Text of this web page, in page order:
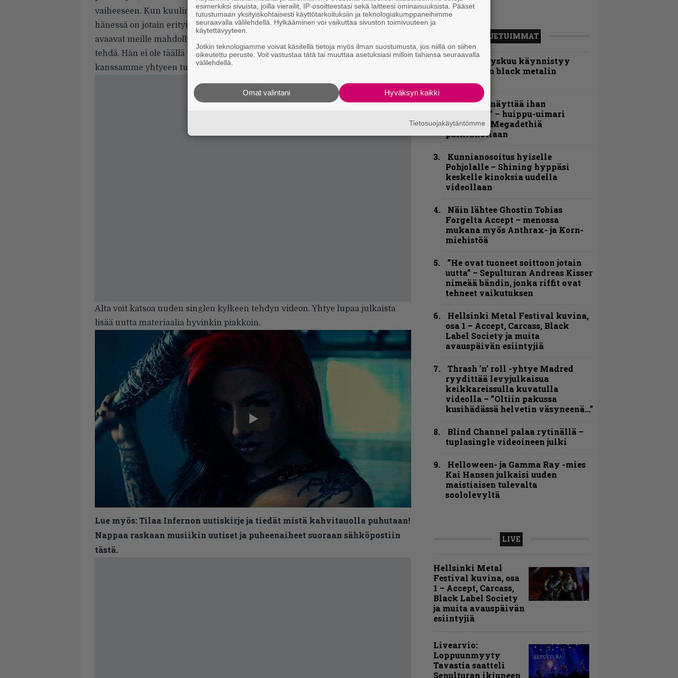
vaiheeseen. Kun kuulin Saran laulavan ensimmäisen kerran, tiesin heti että
hänessä on jotain erityistä. Hänen äänensä, karismansa ja monipuolisuutensa
avaavat meille mahdollisuuksia tehdä asioita, joita emme ole aiemmin voineet
tehdä. Hän ei ole täällä toistamassa menneisyyttä, vaan rakentamassa
kanssamme yhtyeen tulevaisuutta”, toteaa rumpali Boecklin.
Alta voit katsoa uuden singlen kylkeen tehdyn videon. Yhtye lupaa julkaista
lisää uutta materiaalia hyvinkin piakkoin.
Lue myös:Tilaa Infernon uutiskirje ja tiedät mistä kahvitauolla puhutaan!
Nappaa raskaan musiikin uutiset ja puheenaiheet suoraan sähköpostiin
tästä.
LUETUIMMAT
Espoon syyskuu käynnistyy
kotimaisen black metalin
merkeissä
”Mitalini näyttää ihan
plektralta” – huippu-uimari
jamittelee Megadethiä
palkinnollaan
Kunnianosoitus hyiselle
Pohjolalle – Shining hyppäsi
keskelle kinoksia uudella
videollaan
Näin lähtee Ghostin Tobias
Forgelta Accept – menossa
mukana myös Anthrax- ja Korn-
miehistöä
”He ovat tuoneet soittoon jotain
uutta” – Sepulturan Andreas Kisser
nimeää bändin, jonka riffit ovat
tehneet vaikutuksen
Hellsinki Metal Festival kuvina,
osa 1 – Accept, Carcass, Black
Label Society ja muita
avauspäivän esiintyjiä
Thrash ’n’ roll -yhtye Madred
ryydittää levyjulkaisua
keikkareissulla kuvatulla
videolla – ”Oltiin pakussa
kusihädässä helvetin väsyneenä…”
Blind Channel palaa rytinällä –
tuplasingle videoineen julki
Helloween- ja Gamma Ray -mies
Kai Hansen julkaisi uuden
maistiaisen tulevalta
soololevyltä
LIVE
Hellsinki Metal
Festival kuvina, osa
1 – Accept, Carcass,
Black Label Society
ja muita avauspäivän
esiintyjiä
Livearvio:
Loppuunmyyty
Tavastia saatteli
Sepulturan ikiuneen
esimerkiksi sivuista, joilla vierailit, IP-osoitteestasi sekä laitteesi ominaisuuksista. Pääset
tutustumaan yksityiskohtaisesti käyttötarkoituksiin ja teknologiakumppaneihimme
seuraavalla välilehdellä. Hylkääminen voi vaikuttaa sivuston toimivuuteen ja
käytettävyyteen.
Jotkin teknologiamme voivat käsitellä tietoja myös ilman suostumusta, jos niillä on siihen
oikeutettu peruste. Voit vastustaa tätä tai muuttaa asetuksiasi milloin tahansa seuraavalla
välilehdellä.
Hyväksyn kaikki
Omat valintani
Tietosuojakäytäntömme